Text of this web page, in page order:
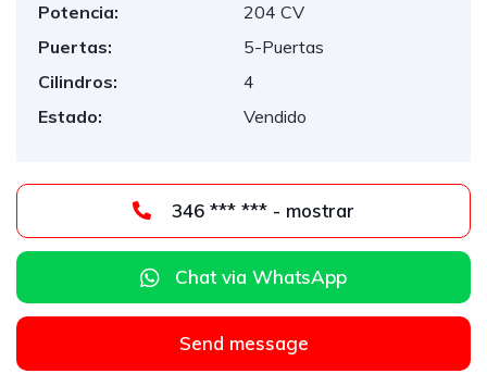
Potencia:
204 CV
Puertas:
5-Puertas
Cilindros:
4
Estado:
Vendido
346 *** *** - mostrar
Chat via WhatsApp
Send message